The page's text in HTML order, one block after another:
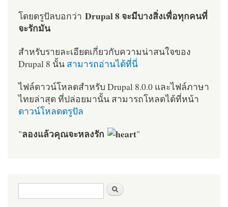
โดยดรูปัลบอกว่า Drupal 8 จะมีบางสิ่งเพื่อทุกคนที่
จะรักมัน
สำหรับรายละเอียดเกี่ยวกับความน่าสนใจของ
Drupal 8 นั้น สามารถอ่านได้ที่นี่
ไฟล์ดาวน์โหลดสำหรับ Drupal 8.0.0 และไฟล์ภาษา
ไทยล่าสุด ที่ปล่อยมานั้น สามารถโหลดได้ที่หน้า
ดาวน์โหลดดรูปัล
"ลองแล้วคุณจะหลงรัก "
ฟอร์มค้นหา